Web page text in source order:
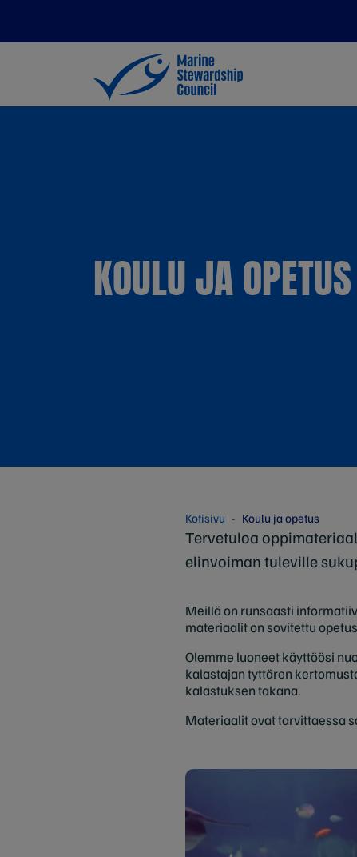
KOULU JA OPETUS
Kotisivu Koulu ja opetus
Tervetuloa
elinvoiman tuleville
Meillä on runsaasti
materiaalit on sovitettu
Olemme luoneet käyttöösi
kalastajan tyttären
kalastuksen takana.
Materiaalit ovat tarvittaessa